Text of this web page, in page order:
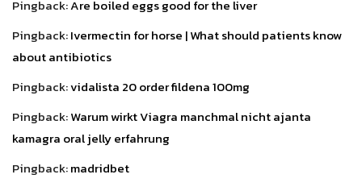
Pingback:Are boiled eggs good for the liver
Pingback:Ivermectin for horse | What should patients know
about antibiotics
Pingback:vidalista 20 order fildena 100mg
Pingback:Warum wirkt Viagra manchmal nicht ajanta
kamagra oral jelly erfahrung
Pingback:madridbet